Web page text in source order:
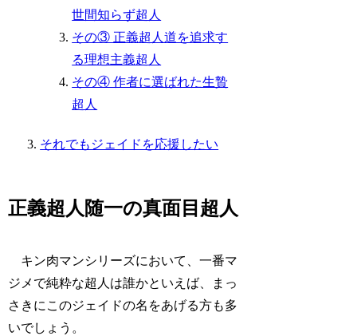
世間知らず超人
その③ 正義超人道を追求す
る理想主義超人
その④ 作者に選ばれた生贄
超人
それでもジェイドを応援したい
正義超人随一の真面目超人
キン肉マンシリーズにおいて、一番マ
ジメで純粋な超人は誰かといえば、まっ
さきにこのジェイドの名をあげる方も多
いでしょう。